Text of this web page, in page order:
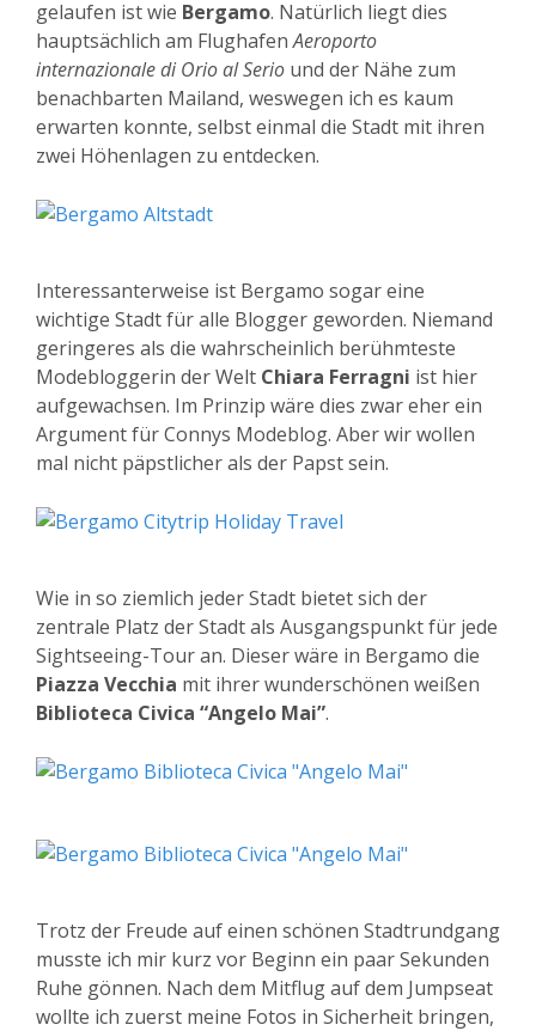
gelaufen ist wie Bergamo. Natürlich liegt dies
hauptsächlich am FlughafenAeroporto
internazionale di Orio al Serio und der Nähe zum
benachbarten Mailand, weswegen ich es kaum
erwarten konnte, selbst einmal die Stadt mit ihren
zwei Höhenlagen zu entdecken.
Interessanterweise ist Bergamo sogar eine
wichtige Stadt für alle Blogger geworden. Niemand
geringeres als die wahrscheinlich berühmteste
Modebloggerin der Welt Chiara Ferragni ist hier
aufgewachsen. Im Prinzip wäre dies zwar eher ein
Argument für Connys Modeblog. Aber wir wollen
mal nicht päpstlicher als der Papst sein.
Wie in so ziemlich jeder Stadt bietet sich der
zentrale Platz der Stadt als Ausgangspunkt für jede
Sightseeing-Tour an. Dieser wäre in Bergamo die
Piazza Vecchia mit ihrer wunderschönen weißen
Biblioteca Civica “Angelo Mai”.
Trotz der Freude auf einen schönen Stadtrundgang
musste ich mir kurz vor Beginn ein paar Sekunden
Ruhe gönnen. Nach dem Mitflug auf dem Jumpseat
wollte ich zuerst meine Fotos in Sicherheit bringen,